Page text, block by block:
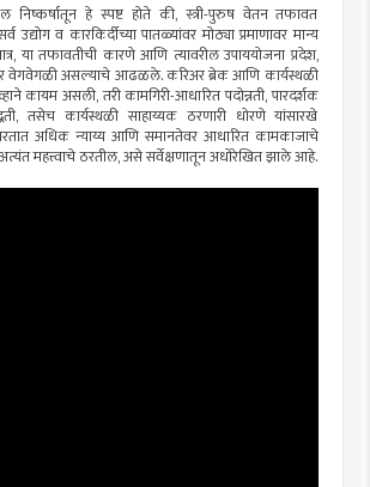
निष्कर्षातून हे स्पष्ट होते की, स्त्री-पुरुष वेतन तफावत
उद्योग व कारकिर्दीच्या पातळ्यांवर मोठ्या प्रमाणावर मान्य
या तफावतीची कारणे आणि त्यावरील उपाययोजना प्रदेश,
वेगवेगळी असल्याचे आढळले. करिअर ब्रेक आणि कार्यस्थळी
कायम असली, तरी कामगिरी-आधारित पदोन्नती, पारदर्शक
तसेच कार्यस्थळी साहाय्यक ठरणारी धोरणे यांसारखे
अधिक न्याय्य आणि समानतेवर आधारित कामकाजाचे
महत्त्वाचे ठरतील, असे सर्वेक्षणातून अधोरेखित झाले आहे.